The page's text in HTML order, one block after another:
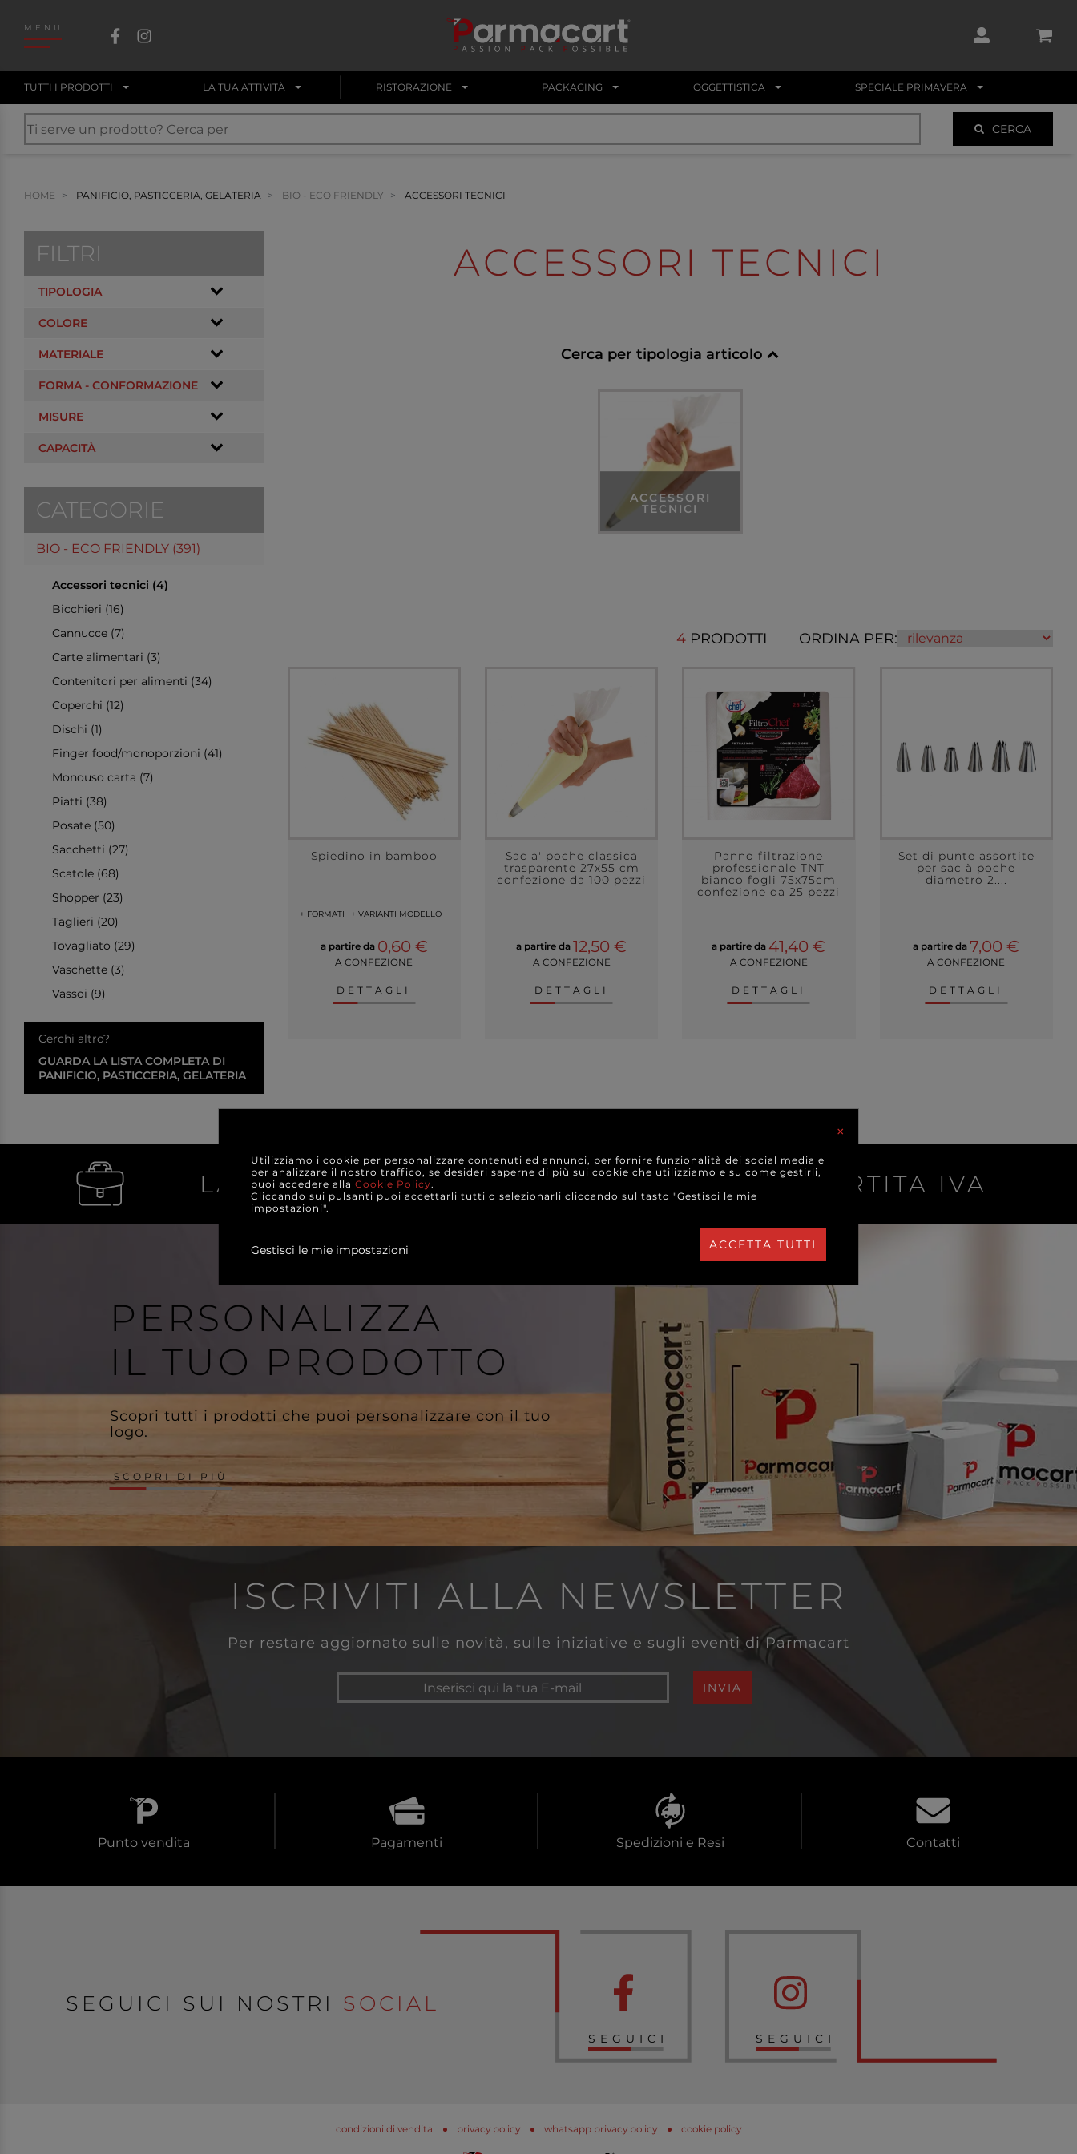
MENU
TUTTI I PRODOTTI LA TUA ATTIVITÀ RISTORAZIONE PACKAGING OGGETTISTICA SPECIALE PRIMAVERA
CERCA
HOME PANIFICIO, PASTICCERIA, GELATERIA BIO - ECO FRIENDLY ACCESSORI TECNICI
FILTRI
TIPOLOGIA
COLORE
MATERIALE
FORMA - CONFORMAZIONE
MISURE
CAPACITÀ
CATEGORIE
BIO - ECO FRIENDLY (391)
Accessori tecnici (4)
Bicchieri (16)
Cannucce (7)
Carte alimentari (3)
Contenitori per alimenti (34)
Coperchi (12)
Dischi (1)
Finger food/monoporzioni (41)
Monouso carta (7)
Piatti (38)
Posate (50)
Sacchetti (27)
Scatole (68)
Shopper (23)
Taglieri (20)
Tovagliato (29)
Vaschette (3)
Vassoi (9)
Cerchi altro?
GUARDA LA LISTA COMPLETA DI
PANIFICIO, PASTICCERIA, GELATERIA
ACCESSORI TECNICI
Cerca per tipologia articolo
ACCESSORI
TECNICI
4 PRODOTTI ORDINA PER:
Spiedino in bamboo
+ FORMATI + VARIANTI MODELLO
a partire da 0,60 €
A CONFEZIONE
DETTAGLI
Sac a' poche classica
trasparente 27x55 cm
confezione da 100 pezzi
a partire da 12,50 €
A CONFEZIONE
DETTAGLI
Panno filtrazione
professionale TNT
bianco fogli 75x75cm
confezione da 25 pezzi
a partire da 41,40 €
A CONFEZIONE
DETTAGLI
Set di punte assortite
per sac à poche
diametro 2....
a partire da7,00 €
A CONFEZIONE
DETTAGLI
LA VENDITA È RISERVATA AI TITOLARI DI PARTITA IVA
PERSONALIZZA
IL TUO PRODOTTO
Scopri tutti i prodotti che puoi personalizzare con il tuo
logo.
SCOPRI DI PIÙ
ISCRIVITI ALLA NEWSLETTER
Per restare aggiornato sulle novità, sulle iniziative e sugli eventi di Parmacart
INVIA
Punto vendita Pagamenti Spedizioni e Resi Contatti
SEGUICI SUI NOSTRI SOCIAL
SEGUICI SEGUICI
condizioni di vendita privacy policy whatsapp privacy policy cookie policy
×
Utilizziamo i cookie per personalizzare contenuti ed annunci, per fornire funzionalità dei social media e
per analizzare il nostro traffico, se desideri saperne di più sui cookie che utilizziamo e su come gestirli,
puoi accedere alla Cookie Policy.
Cliccando sui pulsanti puoi accettarli tutti o selezionarli cliccando sul tasto "Gestisci le mie
impostazioni".
Gestisci le mie impostazioni ACCETTA TUTTI